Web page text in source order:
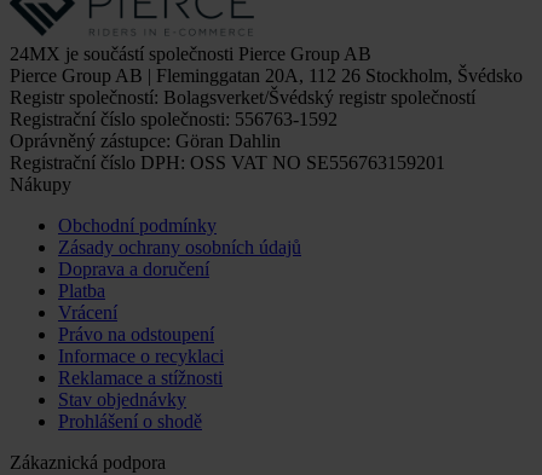
24MX je součástí společnosti Pierce Group AB
Pierce Group AB | Fleminggatan 20A, 112 26 Stockholm, Švédsko
Registr společností: Bolagsverket/Švédský registr společností
Registrační číslo společnosti: 556763-1592
Oprávněný zástupce: Göran Dahlin
Registrační číslo DPH: OSS VAT NO SE556763159201
Nákupy
Obchodní podmínky
Zásady ochrany osobních údajů
Doprava a doručení
Platba
Vrácení
Právo na odstoupení
Informace o recyklaci
Reklamace a stížnosti
Stav objednávky
Prohlášení o shodě
Zákaznická podpora